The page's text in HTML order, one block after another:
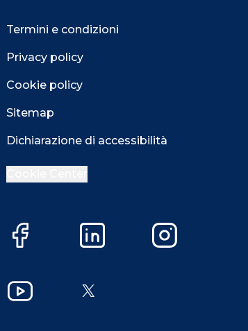
Termini e condizioni
Privacy policy
Cookie policy
Sitemap
Dichiarazione di accessibilità
Facebook LinkedIn Instagram
YouTube X
Accetta Più opzioni